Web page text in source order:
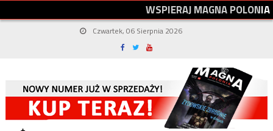
WSPIERAJMAGNAPOLONIA
Czwartek, 06 Sierpnia 2026